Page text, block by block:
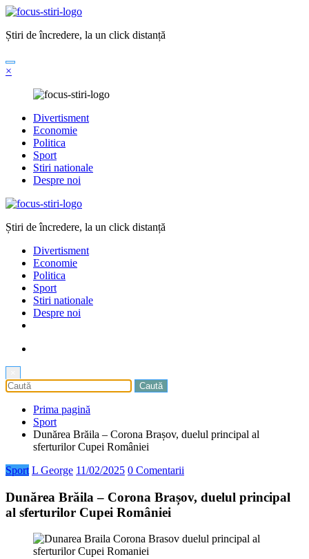
Sari
conținut
Știri de încredere, la un click distanță
×
Divertisment
Economie
Politica
Sport
Stiri nationale
Despre noi
Știri de încredere, la un click distanță
Divertisment
Economie
Politica
Sport
Stiri nationale
Despre noi
Prima pagină
Sport
Dunărea Brăila – Corona Brașov, duelul principal al
sferturilor Cupei României
Sport L George 11/02/2025 0 Comentarii
Dunărea Brăila – Corona Brașov, duelul principal
al sferturilor Cupei României